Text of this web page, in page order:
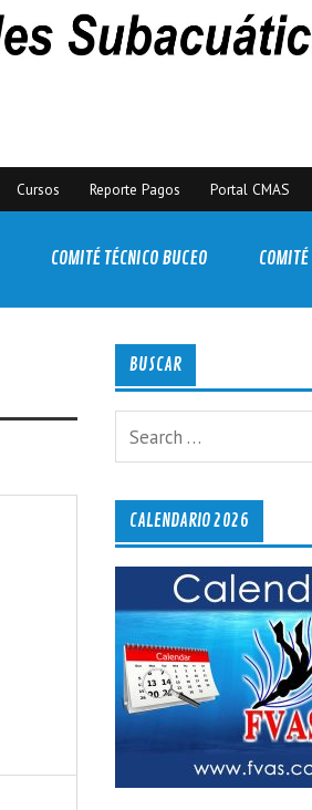
Cursos Reporte Pagos Portal CMAS
COMITÉ TÉCNICO BUCEO
BUSCAR
CALENDARIO 2026